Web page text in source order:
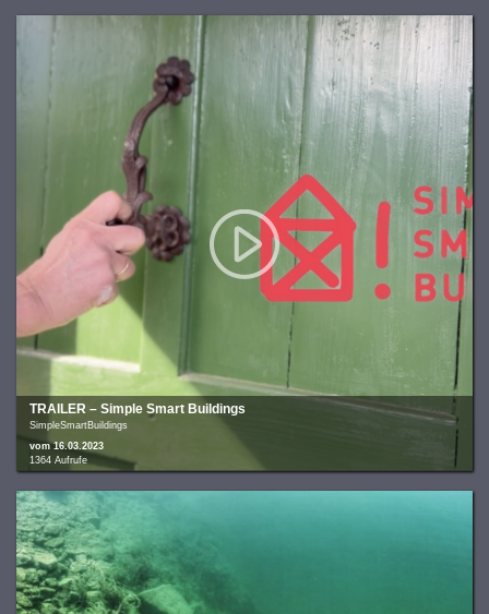
TRAILER – Simple Smart Buildings
SimpleSmartBuildings
vom 16.03.2023
1364 Aufrufe